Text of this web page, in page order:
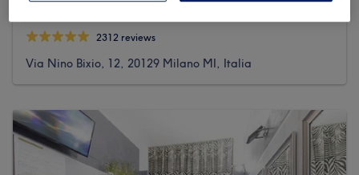
2312 reviews
Via Nino Bixio, 12, 20129 Milano MI, Italia